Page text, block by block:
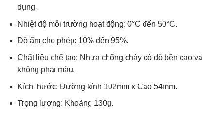
dụng.
Nhiệt độ môi trường hoạt động: 0°C đến 50°C.
Độ ẩm cho phép: 10% đến 95%.
Chất liệu chế tạo: Nhựa chống cháy có độ bền cao và
không phai màu.
Kích thước: Đường kính 102mm x Cao 54mm.
Trọng lượng: Khoảng 130g.